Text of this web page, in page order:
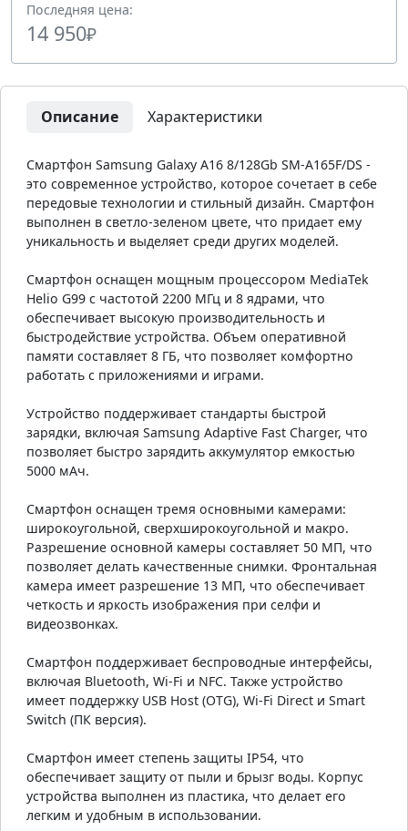
Последняя цена:
14 950₽
Описание Характеристики
Смартфон Samsung Galaxy A16 8/128Gb SM-A165F/DS -
это современное устройство, которое сочетает в себе
передовые технологии и стильный дизайн. Смартфон
выполнен в светло-зеленом цвете, что придает ему
уникальность и выделяет среди других моделей.
Смартфон оснащен мощным процессором MediaTek
Helio G99 с частотой 2200 МГц и 8 ядрами, что
обеспечивает высокую производительность и
быстродействие устройства. Объем оперативной
памяти составляет 8 ГБ, что позволяет комфортно
работать с приложениями и играми.
Устройство поддерживает стандарты быстрой
зарядки, включая Samsung Adaptive Fast Charger, что
позволяет быстро зарядить аккумулятор емкостью
5000 мАч.
Смартфон оснащен тремя основными камерами:
широкоугольной, сверхширокоугольной и макро.
Разрешение основной камеры составляет 50 МП, что
позволяет делать качественные снимки. Фронтальная
камера имеет разрешение 13 МП, что обеспечивает
четкость и яркость изображения при селфи и
видеозвонках.
Смартфон поддерживает беспроводные интерфейсы,
включая Bluetooth, Wi-Fi и NFC. Также устройство
имеет поддержку USB Host (OTG), Wi-Fi Direct и Smart
Switch (ПК версия).
Смартфон имеет степень защиты IP54, что
обеспечивает защиту от пыли и брызг воды. Корпус
устройства выполнен из пластика, что делает его
легким и удобным в использовании.